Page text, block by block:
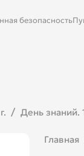
безопасность
День знаний.
Главная